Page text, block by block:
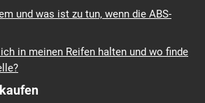
und was ist zu tun, wenn die ABS-
in meinen Reifen halten und wo finde